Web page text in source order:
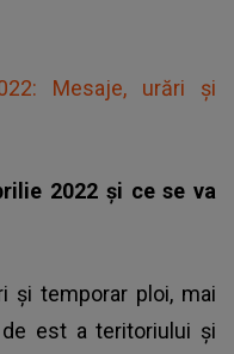
Mesaje, urări şi
2022 și ce se va
și temporar ploi, mai
est a teritoriului și